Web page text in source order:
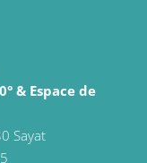
& Espace de
Sayat